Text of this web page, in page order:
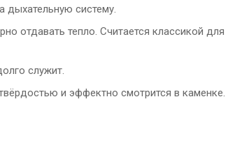
дыхательную систему.
отдавать тепло. Считается классикой для
служит.
и эффектно смотрится в каменке.